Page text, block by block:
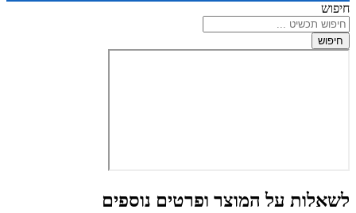
חיפוש
חיפוש
לשאלות על המוצר ופרטים נוספים